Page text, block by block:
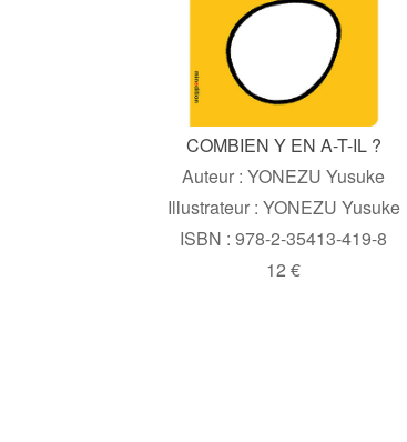
COMBIEN Y EN A-T-IL ?
Auteur : YONEZU Yusuke
Illustrateur : YONEZU Yusuke
ISBN : 978-2-35413-419-8
12 €